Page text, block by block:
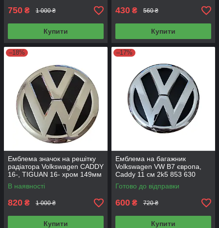
750 ₴ 1 000 ₴
Купити
430 ₴ 560 ₴
Купити
–18%
Емблема значок на решітку
радіатора Volkswagen CADDY
16-, TIGUAN 16- хром 149мм
2K5 853 600
В наявності
820 ₴ 1 000 ₴
Купити
–17%
Емблема на багажник
Volkswagen VW B7 європа,
Caddy 11 см 2k5 853 630
Готово до відправки
600 ₴ 720 ₴
Купити